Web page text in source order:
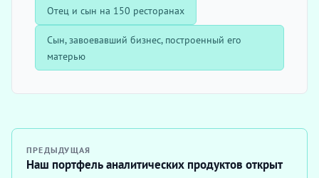
Отец и сын на 150 ресторанах
Сын, завоевавший бизнес, построенный его
матерью
ПРЕДЫДУЩАЯ
Наш портфель аналитических продуктов открыт